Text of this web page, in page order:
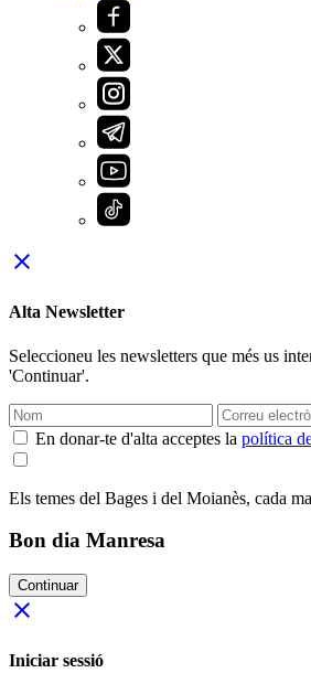
close
Alta Newsletter
Seleccioneu les newsletters que més us
'Continuar'.
En donar-te d'alta acceptes la política
Els temes del Bages i del Moianès, cada
Bon dia Manresa
Continuar
close
Iniciar sessió